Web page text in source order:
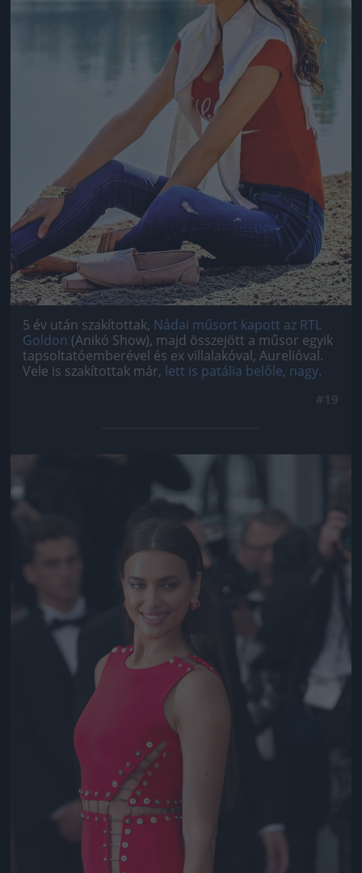
5 év után szakítottak, Nádai műsort kapott az RTL
Goldon (Anikó Show), majd összejött a műsor egyik
tapsoltatóemberével és ex villalakóval, Aurelióval.
Vele is szakítottak már, lett is patália belőle, nagy.